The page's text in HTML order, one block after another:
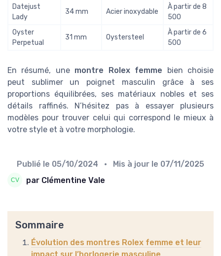
Datejust
Lady
34 mm Acier inoxydable
À partir de 8
500
Oyster
Perpetual
31 mm Oystersteel
À partir de 6
500
En résumé, une montre Rolex femme bien choisie
peut sublimer un poignet masculin grâce à ses
proportions équilibrées, ses matériaux nobles et ses
détails raffinés. N’hésitez pas à essayer plusieurs
modèles pour trouver celui qui correspond le mieux à
votre style et à votre morphologie.
Publié le 05/10/2024 • Mis à jour le 07/11/2025
par Clémentine Vale
Sommaire
Évolution des montres Rolex femme et leur